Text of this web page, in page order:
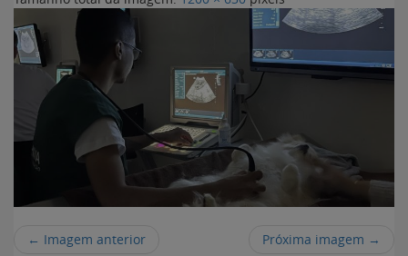
← Imagem anterior Próxima imagem →